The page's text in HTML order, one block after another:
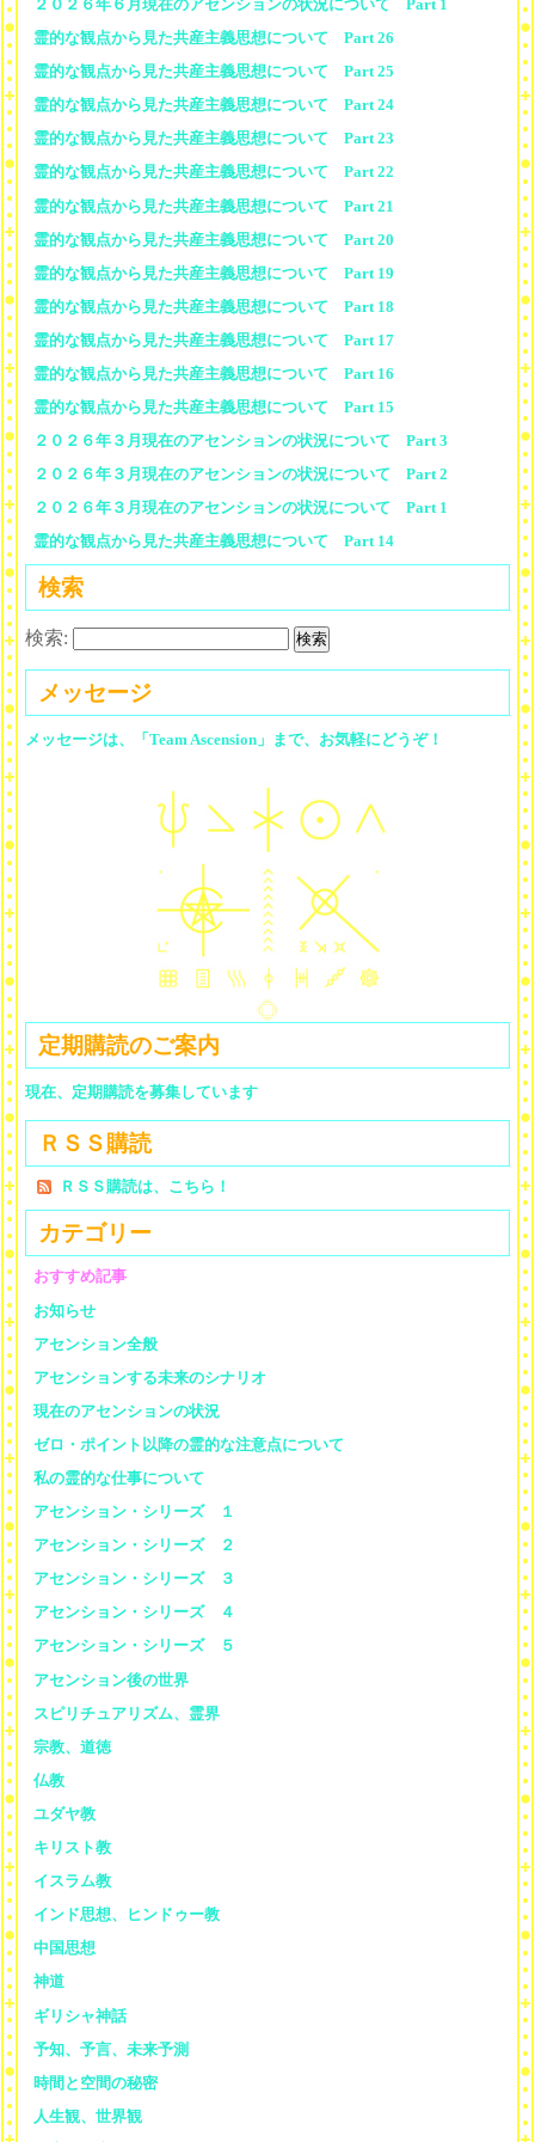
２０２６年６月現在のアセンションの状況について Part 1
霊的な観点から見た共産主義思想について Part 26
霊的な観点から見た共産主義思想について Part 25
霊的な観点から見た共産主義思想について Part 24
霊的な観点から見た共産主義思想について Part 23
霊的な観点から見た共産主義思想について Part 22
霊的な観点から見た共産主義思想について Part 21
霊的な観点から見た共産主義思想について Part 20
霊的な観点から見た共産主義思想について Part 19
霊的な観点から見た共産主義思想について Part 18
霊的な観点から見た共産主義思想について Part 17
霊的な観点から見た共産主義思想について Part 16
霊的な観点から見た共産主義思想について Part 15
２０２６年３月現在のアセンションの状況について Part 3
２０２６年３月現在のアセンションの状況について Part 2
２０２６年３月現在のアセンションの状況について Part 1
霊的な観点から見た共産主義思想について Part 14
検索
検索:
メッセージ
メッセージは、「Team Ascension」まで、お気軽にどうぞ！
定期購読のご案内
現在、定期購読を募集しています
ＲＳＳ購読
ＲＳＳ購読は、こちら！
カテゴリー
おすすめ記事
お知らせ
アセンション全般
アセンションする未来のシナリオ
現在のアセンションの状況
ゼロ・ポイント以降の霊的な注意点について
私の霊的な仕事について
アセンション・シリーズ １
アセンション・シリーズ ２
アセンション・シリーズ ３
アセンション・シリーズ ４
アセンション・シリーズ ５
アセンション後の世界
スピリチュアリズム、霊界
宗教、道徳
仏教
ユダヤ教
キリスト教
イスラム教
インド思想、ヒンドゥー教
中国思想
神道
ギリシャ神話
予知、予言、未来予測
時間と空間の秘密
人生観、世界観